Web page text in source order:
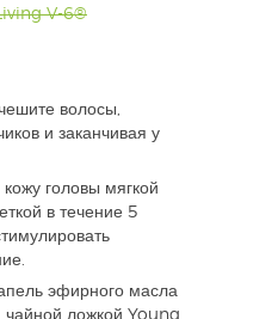
V-6®
волосы,
и заканчивая у
кожу головы мягкой
в течение 5
эфирного масла